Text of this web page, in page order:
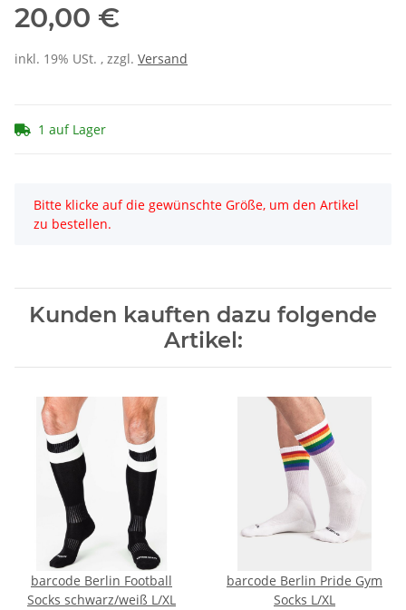
20,00 €
inkl. 19% USt. , zzgl. Versand
1 auf Lager
x
Bitte klicke auf die gewünschte Größe, um den Artikel
zu bestellen.
Kunden kauften dazu folgende
Artikel:
barcode Berlin Football
Socks schwarz/weiß L/XL
barcode Berlin Pride Gym
Socks L/XL